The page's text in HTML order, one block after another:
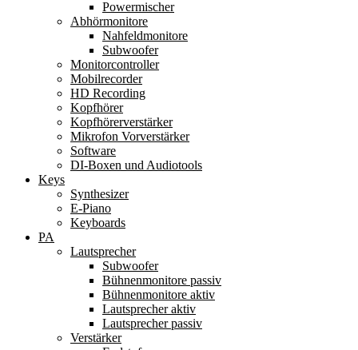
Powermischer
Abhörmonitore
Nahfeldmonitore
Subwoofer
Monitorcontroller
Mobilrecorder
HD Recording
Kopfhörer
Kopfhörerverstärker
Mikrofon Vorverstärker
Software
DI-Boxen und Audiotools
Keys
Synthesizer
E-Piano
Keyboards
PA
Lautsprecher
Subwoofer
Bühnenmonitore passiv
Bühnenmonitore aktiv
Lautsprecher aktiv
Lautsprecher passiv
Verstärker